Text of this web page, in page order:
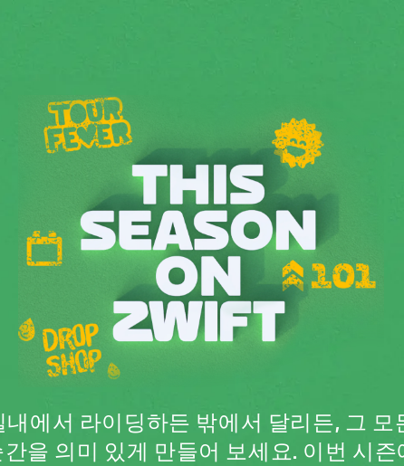
내에서 라이딩하든 밖에서 달리든, 그 모
간을 의미 있게 만들어 보세요. 이번 시즌